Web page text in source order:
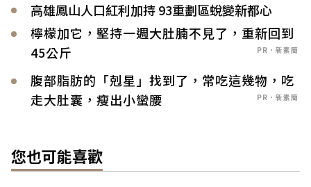
高雄鳳山人口紅利加持 93重劃區蛻變新都心
檸檬加它，堅持一週大肚腩不見了，重新回到
45公斤
PR．新素簡
腹部脂肪的「剋星」找到了，常吃這幾物，吃
走大肚囊，瘦出小蠻腰
PR．新素簡
您也可能喜歡